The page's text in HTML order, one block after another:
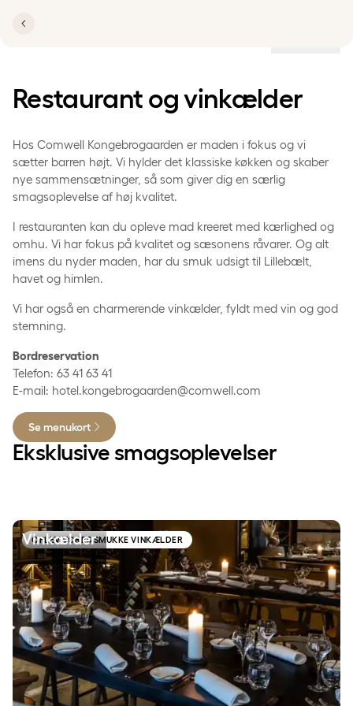
Restaurant og vinkælder
Hos Comwell Kongebrogaarden er maden i fokus og vi
sætter barren højt. Vi hylder det klassiske køkken og skaber
nye sammensætninger, så som giver dig en særlig
smagsoplevelse af høj kvalitet.
I restauranten kan du opleve mad kreeret med kærlighed og
omhu. Vi har fokus på kvalitet og sæsonens råvarer. Og alt
imens du nyder maden, har du smuk udsigt til Lillebælt,
havet og himlen.
Vi har også en charmerende vinkælder, fyldt med vin og god
stemning.
Bordreservation
Telefon: 63 41 63 41
E-mail: hotel.kongebrogaarden@comwell.com
Se menukort
Eksklusive smagsoplevelser
Vinkælder
OPLEV VORES SMUKKE VINKÆLDER
Vinkælder